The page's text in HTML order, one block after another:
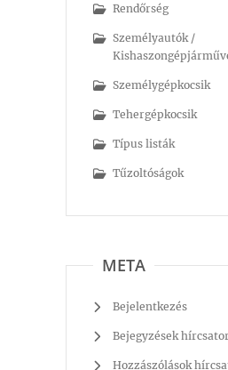
Rendőrség
Személyautók /
Személygépkocsik
Tehergépkocsik
Típus listák
Tűzoltóságok
META
Bejelentkezés
Bejegyzések
Hozzászólások